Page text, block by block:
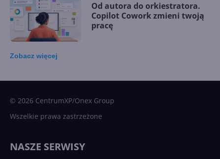
Od autora do orkiestratora.
Copilot Cowork zmieni twoją
pracę
Zobacz więcej
© 2026 CentrumXP/Onex Group
Wszelkie prawa zastrzeżone
NASZE SERWISY